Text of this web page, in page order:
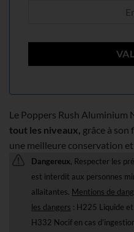
Le Poppers Rush Aluminium
tout les niveaux, grâce à
une meilleure conservation
Dangereux, Respecter les
est interdit aux personnes
allaitantes. Mentions de
les dangers : H225 Liquide
H332 Nocif en cas